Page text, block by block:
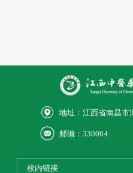
地址：江西省南昌市
邮编：330004
校内链接